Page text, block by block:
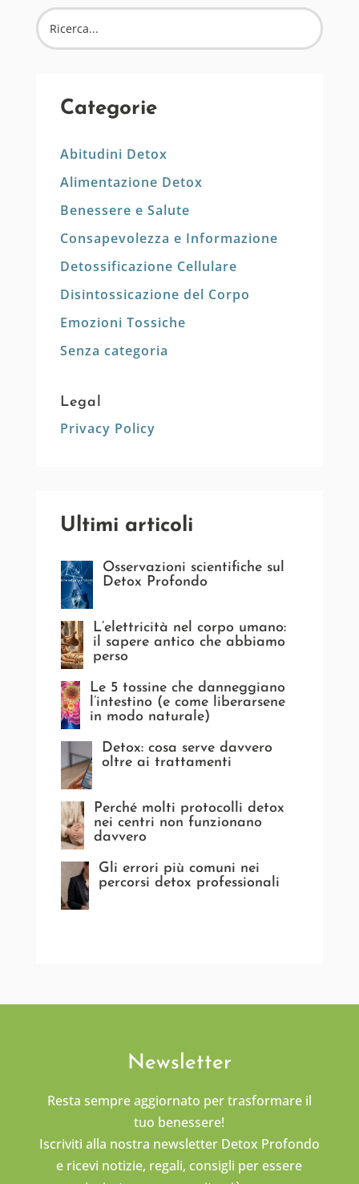
Categorie
Abitudini Detox
Alimentazione Detox
Benessere e Salute
Consapevolezza e Informazione
Detossificazione Cellulare
Disintossicazione del Corpo
Emozioni Tossiche
Senza categoria
Legal
Privacy Policy
Ultimi articoli
Osservazioni scientifiche sul
Detox Profondo
L’elettricità nel corpo umano:
il sapere antico che abbiamo
perso
Le 5 tossine che danneggiano
l’intestino (e come liberarsene
in modo naturale)
Detox: cosa serve davvero
oltre ai trattamenti
Perché molti protocolli detox
nei centri non funzionano
davvero
Gli errori più comuni nei
percorsi detox professionali
Newsletter
Resta sempre aggiornato per trasformare il
tuo benessere!
Iscriviti alla nostra newsletter Detox Profondo
e ricevi notizie, regali, consigli per essere